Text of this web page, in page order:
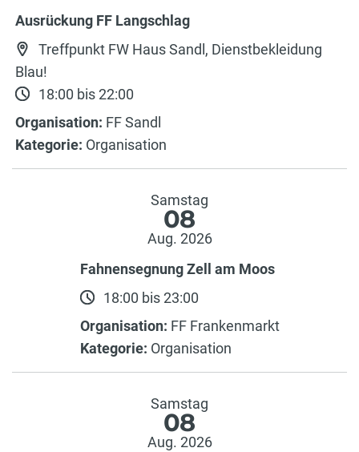
Ausrückung FF Langschlag
Treffpunkt FW Haus Sandl, Dienstbekleidung
Blau!
18:00 bis 22:00
Organisation: FF Sandl
Kategorie: Organisation
Samstag
08
Aug. 2026
Fahnensegnung Zell am Moos
18:00 bis 23:00
Organisation: FF Frankenmarkt
Kategorie: Organisation
Samstag
08
Aug. 2026